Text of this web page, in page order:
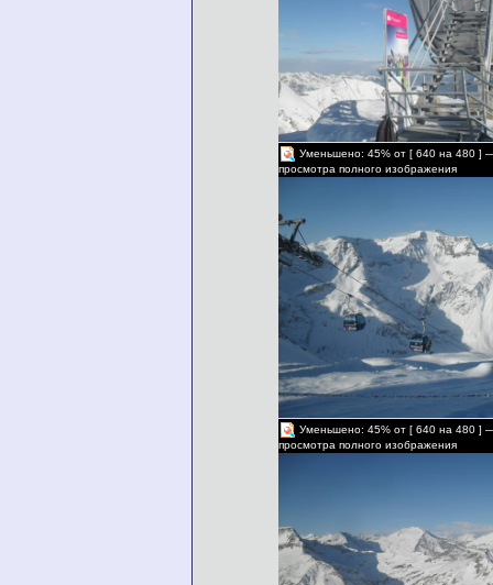
Уменьшено: 45% от [ 640 на 480 ]
просмотра полного изображения
Уменьшено: 45% от [ 640 на 480 ]
просмотра полного изображения